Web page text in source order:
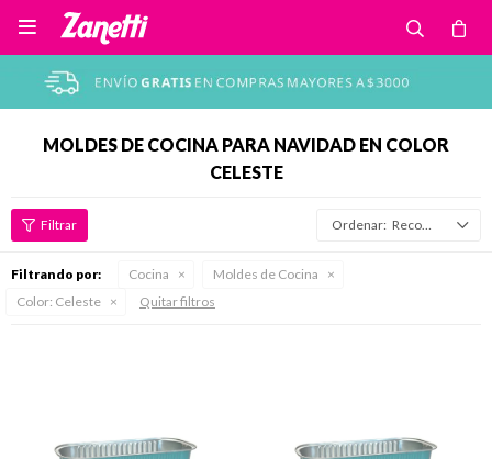

MOLDES DE COCINA PARA NAVIDAD EN COLOR
CELESTE
Recomendados
Filtrando por: Cocina
Moldes de Cocina
Color: Celeste Quitar filtros